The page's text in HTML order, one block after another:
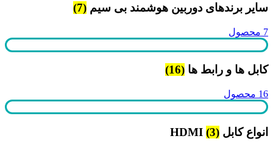
سایر برندهای دوربین هوشمند بی سیم (7)
7 محصول
کابل ها و رابط ها (16)
16 محصول
انواع کابل HDMI (3)